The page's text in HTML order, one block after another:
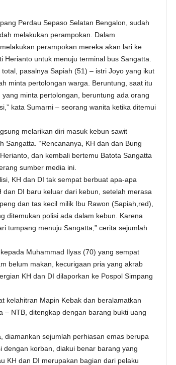
Perdau Sepaso Selatan Bengalon, sudah
melakukan perampokan. Dalam
perampokan mereka akan lari ke
untuk menuju terminal bus Sangatta.
pasalnya Sapiah (51) – istri Joyo yang ikut
minta pertolongan warga. Beruntung, saat itu
minta pertolongan, beruntung ada orang
kata Sumarni – seorang wanita ketika ditemui
melarikan diri masuk kebun sawit
“Rencananya, KH dan dan Bung
dan kembali bertemu Batota Sangatta
sumber media ini.
KH dan DI tak sempat berbuat apa-apa
DI baru keluar dari kebun, setelah merasa
dan tas kecil milik Ibu Rawon (Sapiah,red),
ditemukan polisi ada dalam kebun. Karena
tumpang menuju Sangatta,” cerita sejumlah
Muhammad Ilyas (70) yang sempat
belum makan, kecurigaan pria yang akrab
KH dan DI dilaporkan ke Pospol Simpang
kelahitran Mapin Kebak dan beralamatkan
– NTB, ditengkap dengan barang bukti uang
diamankan sejumlah perhiasan emas berupa
dengan korban, diakui benar barang yang
KH dan DI merupakan bagian dari pelaku